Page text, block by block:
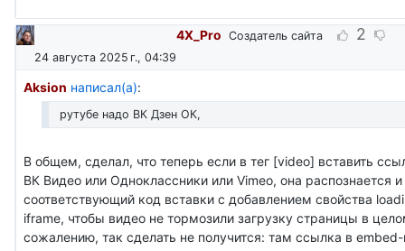
4X_Pro Создатель сайта 2
24 августа 2025 г., 04:39
Aksion написал(а):
рутубе надо ВК Дзен ОК,
В общем, сделал, что теперь если в тег [video] вставить
ВК Видео или Одноклассники или Vimeo, она распознается
соответствующий код вставки с добавлением свойства
iframe, чтобы видео не тормозили загрузку страницы в
сожалению, так сделать не получится: там ссылка в